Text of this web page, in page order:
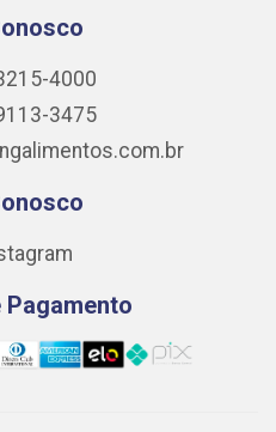
4000
3475
Pagamento